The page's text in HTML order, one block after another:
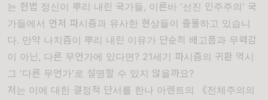
는 헌법 정신이 뿌리 내린 국가들, 이른바 '선진 민주주의' 국
가들에서 먼저 파시즘과 유사한 현상들이 출몰하고 있습니
다. 만약 나치즘이 뿌리 내린 이유가 단순히 배고픔과 무력감
이 아닌, 다른 무언가에 있다면? 21세기 파시즘의 귀환 역시
그 '다른 무언가'로 설명할 수 있지 않을까요?
저는 이에 대한 결정적 단서를 한나 아렌트의 《전체주의의